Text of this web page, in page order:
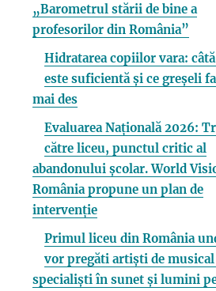
„Barometrul stării de bine a
profesorilor din România”
Hidratarea copiilor vara:
este suficientă și ce greșeli
mai des
Evaluarea Națională 2026:
către liceu, punctul critic al
abandonului școlar. World
România propune un plan de
intervenție
Primul liceu din România
vor pregăti artiști de
specialiști în sunet și lumini